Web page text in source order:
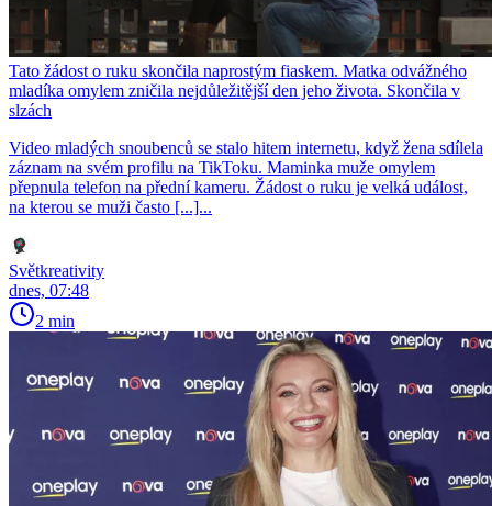
Tato žádost o ruku skončila naprostým fiaskem. Matka odvážného
mladíka omylem zničila nejdůležitější den jeho života. Skončila v
slzách
Video mladých snoubenců se stalo hitem internetu, když žena sdílela
záznam na svém profilu na TikToku. Maminka muže omylem
přepnula telefon na přední kameru. Žádost o ruku je velká událost,
na kterou se muži často [...]...
Světkreativity
dnes, 07:48
2 min